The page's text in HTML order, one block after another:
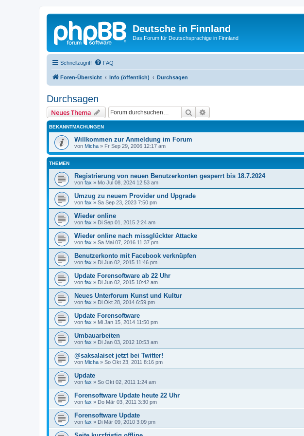
Deutsche in Finnland
Das Forum für Deutschsprachige in Finnland
Schnellzugriff FAQ
Foren-Übersicht Info (öffentlich) Durchsagen
Durchsagen
Neues Thema Suche
BEKANNTMACHUNGEN
Willkommen zur Anmeldung im Forum
von Micha » Fr Sep 29, 2006 12:17 am
THEMEN
Registrierung von neuen Benutzerkonten gesperrt bis 18.7.2024
von fax » Mo Jul 08, 2024 12:53 am
Umzug zu neuem Provider und Upgrade
von fax » Sa Sep 23, 2023 7:50 pm
Wieder online
von fax » Di Sep 01, 2015 2:24 am
Wieder online nach missglückter Attacke
von fax » Sa Mai 07, 2016 11:37 pm
Benutzerkonto mit Facebook verknüpfen
von fax » Di Jun 02, 2015 11:46 pm
Update Forensoftware ab 22 Uhr
von fax » Di Jun 02, 2015 10:42 am
Neues Unterforum Kunst und Kultur
von fax » Di Okt 28, 2014 6:59 pm
Update Forensoftware
von fax » Mi Jan 15, 2014 11:50 pm
Umbauarbeiten
von fax » Di Jan 03, 2012 10:53 am
@saksalaiset jetzt bei Twitter!
von Micha » So Okt 23, 2011 8:16 pm
Update
von fax » So Okt 02, 2011 1:24 am
Forensoftware Update heute 22 Uhr
von fax » Do Mär 03, 2011 3:30 pm
Forensoftware Update
von fax » Di Mär 09, 2010 3:09 pm